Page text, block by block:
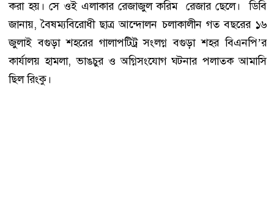
করা হয়। সে ওই এলাকার রেজাজুল করিম রেজার ছেলে। ডিবি
জানায়, বৈষম্যবিরোধী ছাত্র আন্দোলন চলাকালীন গত বছরের ১৬
জুলাই বগুড়া শহরের গালাপট্ট্রি সংলগ্ন বগুড়া শহর বিএনপি’র
কার্যালয় হামলা, ভাঙচুর ও অগ্নিসংযোগ ঘটনার পলাতক আমাসি
ছিল রিংকু।